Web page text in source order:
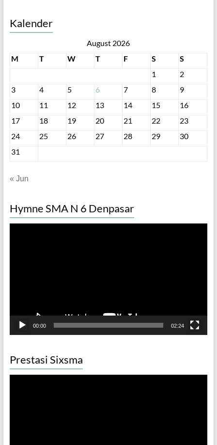
Kalender
August 2026
M
T W T F S
S
1
2
3
4 5 6 7 8
9
10
11 12 13 14 15
16
17
18 19 20 21 22
23
24
25 26 27 28 29
30
31
« Jun
Hymne SMA N 6 Denpasar
00:00 02:24
Prestasi Sixsma